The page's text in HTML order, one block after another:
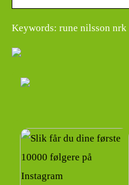
Keywords: rune nilsson nrk